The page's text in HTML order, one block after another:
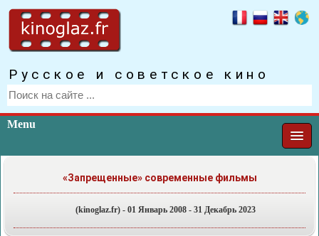
Русское и советское кино
Menu
«Запрещенные» современные фильмы
(kinoglaz.fr) - 01 Январь 2008 - 31 Декабрь 2023